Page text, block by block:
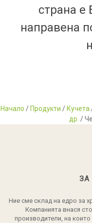
страна
направена
Начало / Продукти / Кучета
др. /
ЗА
Ние сме склад на едро за
Компанията внася
производители, на